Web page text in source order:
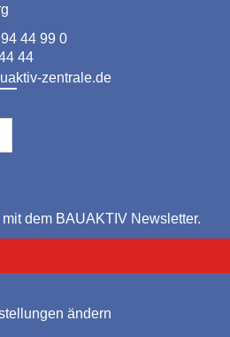
44 99 0
44
zentrale.de
mit dem BAUAKTIV Newsletter.
ändern